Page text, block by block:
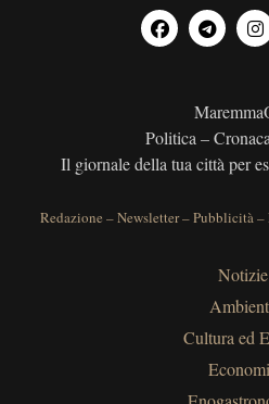
Politica –
Il giornale della tua città per
Redazione –Newsletter–Pubblicità–
Notizie
Cultura ed